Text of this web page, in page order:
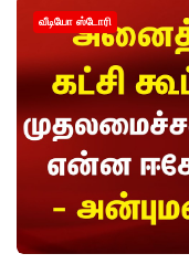
வீடியோ ஸ்டோரி